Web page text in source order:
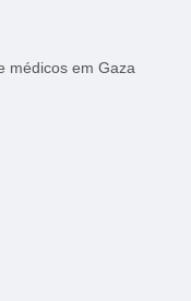
médicos em Gaza